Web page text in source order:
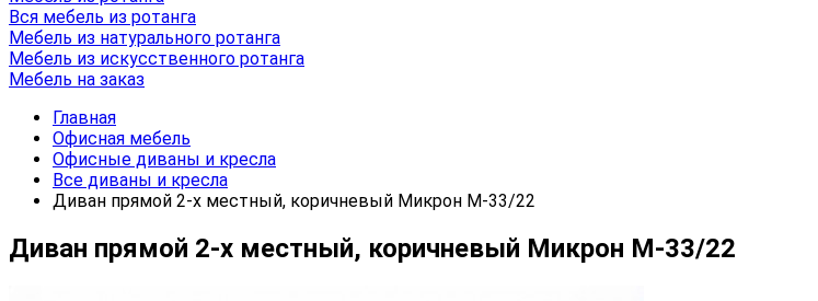
Вся мебель из ротанга
Мебель из натурального ротанга
Мебель из искусственного ротанга
Мебель на заказ
Главная
Офисная мебель
Офисные диваны и кресла
Все диваны и кресла
Диван прямой 2-х местный, коричневый Микрон М-33/22
Диван прямой 2-х местный, коричневый Микрон М-33/22